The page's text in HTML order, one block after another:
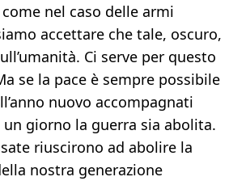
nel caso delle armi
accettare che tale, oscuro,
Ci serve per questo
se la pace è sempre possibile
nuovo accompagnati
un giorno la guerra sia abolita.
riuscirono ad abolire la
nostra generazione